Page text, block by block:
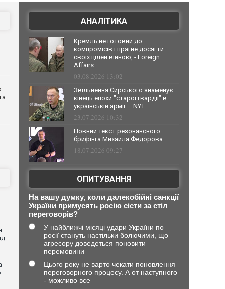
АНАЛІТИКА
Кремль не готовий до
компромісів і прагне досягти
своїх цілей війною, - Foreign
Affairs
03.08.2026 13:02
Звільнення Сирського знаменує
кінець епохи "старої гвардії" в
українській армії — NYT
23.07.2026 10:32
Повний текст резонансного
брифінга Михайла Федорова
18.07.2026 09:27
ОПИТУВАННЯ
На вашу думку, коли далекобійні санкції
України примусять росію сісти за стіл
переговорів?
У найближчі місяці удари України по
росії стануть настільки болючими, що
агресору доведеться поновити
перемовини
Цього року не варто чекати поновлення
переговорного процесу. А от наступного
- можливо все